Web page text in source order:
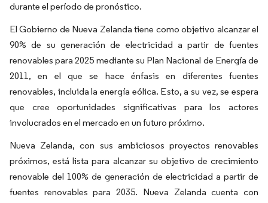
durante el período de pronóstico.
El Gobierno de Nueva Zelanda tiene como objetivo alcanzar el
90% de su generación de electricidad a partir de fuentes
renovables para 2025 mediante su Plan Nacional de Energía de
2011, en el que se hace énfasis en diferentes fuentes
renovables, incluida la energía eólica. Esto, a su vez, se espera
que cree oportunidades significativas para los actores
involucrados en el mercado en un futuro próximo.
Nueva Zelanda, con sus ambiciosos proyectos renovables
próximos, está lista para alcanzar su objetivo de crecimiento
renovable del 100% de generación de electricidad a partir de
fuentes renovables para 2035. Nueva Zelanda cuenta con